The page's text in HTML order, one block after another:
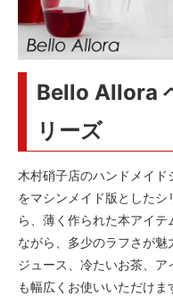
Bello Allora
リーズ
木村硝子店のハンドメイ
をマシンメイド版とした
ら、薄く作られた本アイ
ながら、多少のラフさが
ジュース、冷たいお茶、
も幅広くお使いいただけ